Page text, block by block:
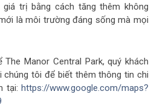
trị bằng cách tăng thêm không
là môi trường đáng sống mà mọi
Manor Central Park, quý khách
chúng tôi để biết thêm thông tin chi
tại:https://www.google.com/maps?